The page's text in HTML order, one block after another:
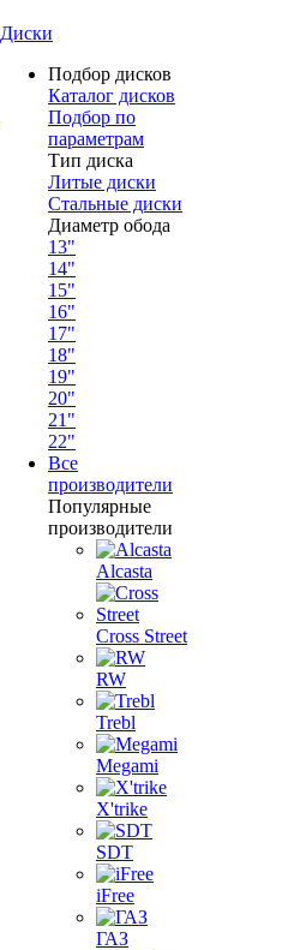
Диски
Подбор дисков
Каталог дисков
Подбор по
параметрам
Тип диска
Литые диски
Стальные диски
Диаметр обода
13"
14"
15"
16"
17"
18"
19"
20"
21"
22"
Все
производители
Популярные
производители
Alcasta
Cross Street
RW
Trebl
Megami
X'trike
SDT
iFree
ГАЗ